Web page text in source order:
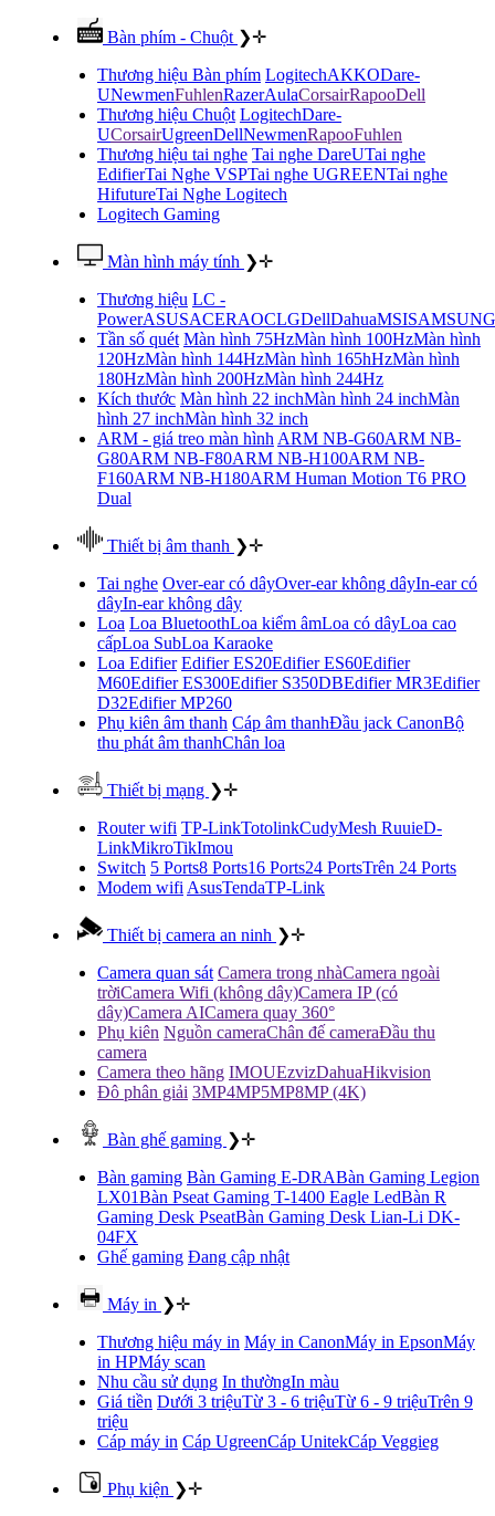
Bàn phím - Chuột ❯✛
Thương hiệu Bàn phím LogitechAKKODare-
UNewmenFuhlenRazerAulaCorsairRapooDell
Thương hiệu Chuột LogitechDare-
UCorsairUgreenDellNewmenRapooFuhlen
Thương hiệu tai nghe Tai nghe DareUTai nghe
EdifierTai Nghe VSPTai nghe UGREENTai nghe
HifutureTai Nghe Logitech
Logitech Gaming
Màn hình máy tính ❯✛
Thương hiệu LC -
PowerASUSACERAOCLGDellDahuaMSISAMSUNG
Tần số quét Màn hình 75HzMàn hình 100HzMàn hình
120HzMàn hình 144HzMàn hình 165hHzMàn hình
180HzMàn hình 200HzMàn hình 244Hz
Kích thước Màn hình 22 inchMàn hình 24 inchMàn
hình 27 inchMàn hình 32 inch
ARM - giá treo màn hình ARM NB-G60ARM NB-
G80ARM NB-F80ARM NB-H100ARM NB-
F160ARM NB-H180ARM Human Motion T6 PRO
Dual
Thiết bị âm thanh ❯✛
Tai nghe Over-ear có dâyOver-ear không dâyIn-ear có
dâyIn-ear không dây
Loa Loa BluetoothLoa kiểm âmLoa có dâyLoa cao
cấpLoa SubLoa Karaoke
Loa Edifier Edifier ES20Edifier ES60Edifier
M60Edifier ES300Edifier S350DBEdifier MR3Edifier
D32Edifier MP260
Phụ kiên âm thanh Cáp âm thanhĐầu jack CanonBộ
thu phát âm thanhChân loa
Thiết bị mạng ❯✛
Router wifi TP-LinkTotolinkCudyMesh RuuieD-
LinkMikroTikImou
Switch 5 Ports8 Ports16 Ports24 PortsTrên 24 Ports
Modem wifi AsusTendaTP-Link
Thiết bị camera an ninh ❯✛
Camera quan sát Camera trong nhàCamera ngoài
trờiCamera Wifi (không dây)Camera IP (có
dây)Camera AICamera quay 360°
Phụ kiên Nguồn cameraChân đế cameraĐầu thu
camera
Camera theo hãng IMOUEzvizDahuaHikvision
Đô phân giải 3MP4MP5MP8MP (4K)
Bàn ghế gaming ❯✛
Bàn gaming Bàn Gaming E-DRABàn Gaming Legion
LX01Bàn Pseat Gaming T-1400 Eagle LedBàn R
Gaming Desk PseatBàn Gaming Desk Lian-Li DK-
04FX
Ghế gaming Đang cập nhật
Máy in ❯✛
Thương hiệu máy in Máy in CanonMáy in EpsonMáy
in HPMáy scan
Nhu cầu sử dụng In thườngIn màu
Giá tiền Dưới 3 triệuTừ 3 - 6 triệuTừ 6 - 9 triệuTrên 9
triệu
Cáp máy in Cáp UgreenCáp UnitekCáp Veggieg
Phụ kiện ❯✛